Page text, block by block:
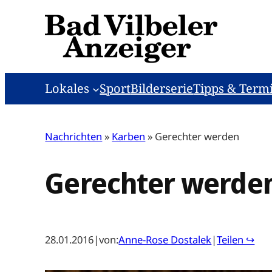
Lokales SportBilderserieTipps &
Nachrichten » Karben » Gerechter werden
Gerechter
28.01.2016|von:Anne-Rose Dostalek|Teilen ↪